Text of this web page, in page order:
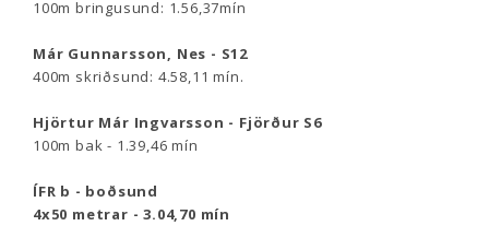
100m bringusund: 1.56,37mín
Már Gunnarsson, Nes - S12
400m skriðsund: 4.58,11 mín.
Hjörtur Már Ingvarsson - Fjörður S6
100m bak - 1.39,46 mín
ÍFR b - boðsund
4x50 metrar - 3.04,70 mín